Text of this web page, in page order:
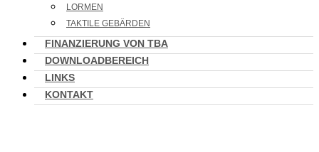
LORMEN
TAKTILE GEBÄRDEN
FINANZIERUNG VON TBA
DOWNLOADBEREICH
LINKS
KONTAKT